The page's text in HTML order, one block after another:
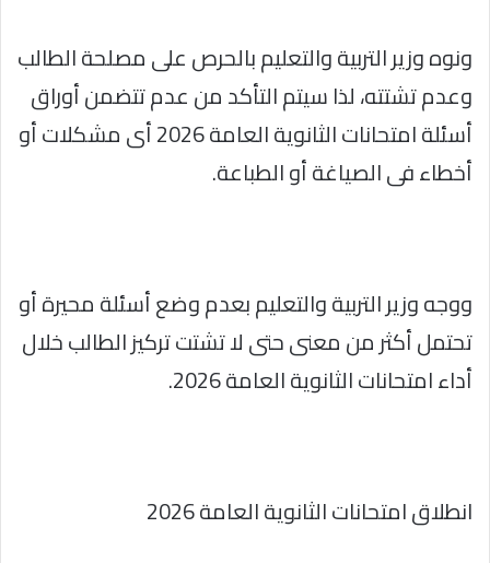
ونوه وزير التربية والتعليم بالحرص على مصلحة الطالب
وعدم تشتته، لذا سيتم التأكد من عدم تتضمن أوراق
أسئلة امتحانات الثانوية العامة 2026 أى مشكلات أو
أخطاء فى الصياغة أو الطباعة.
ووجه وزير التربية والتعليم بعدم وضع أسئلة محيرة أو
تحتمل أكثر من معنى حتى لا تشتت تركيز الطالب خلال
أداء امتحانات الثانوية العامة 2026.
انطلاق امتحانات الثانوية العامة 2026